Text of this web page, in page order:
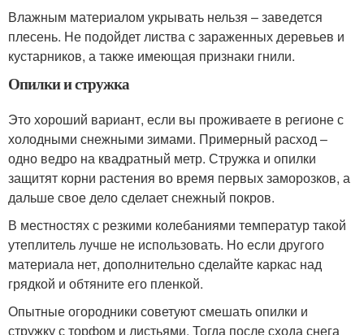
Влажным материалом укрывать нельзя – заведется
плесень. Не подойдет листва с зараженных деревьев и
кустарников, а также имеющая признаки гнили.
Опилки и стружка
Это хороший вариант, если вы проживаете в регионе с
холодными снежными зимами. Примерный расход –
одно ведро на квадратный метр. Стружка и опилки
защитят корни растения во время первых заморозков, а
дальше свое дело сделает снежный покров.
В местностях с резкими колебаниями температур такой
утеплитель лучше не использовать. Но если другого
материала нет, дополнительно сделайте каркас над
грядкой и обтяните его пленкой.
Опытные огородники советуют смешать опилки и
стружку с торфом и листьями. Тогда после схода снега